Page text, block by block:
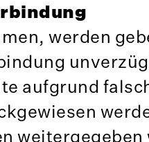
werden
aufgrund
weitergegeben